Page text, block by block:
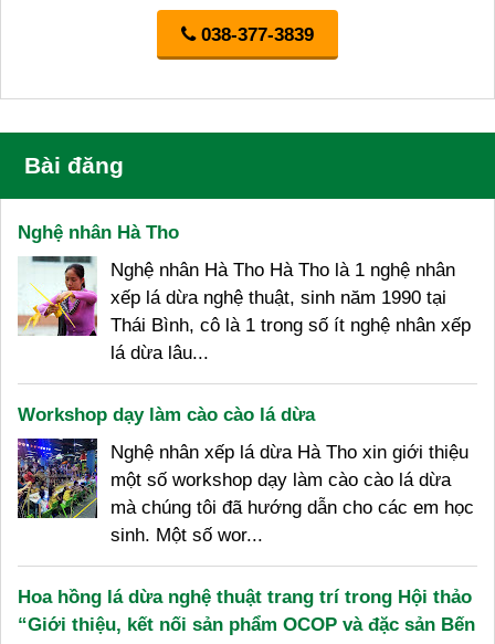
038-377-3839
Bài đăng
Nghệ nhân Hà Tho
Nghệ nhân Hà Tho Hà Tho là 1 nghệ nhân
xếp lá dừa nghệ thuật, sinh năm 1990 tại
Thái Bình, cô là 1 trong số ít nghệ nhân xếp
lá dừa lâu...
Workshop dạy làm cào cào lá dừa
Nghệ nhân xếp lá dừa Hà Tho xin giới thiệu
một số workshop dạy làm cào cào lá dừa
mà chúng tôi đã hướng dẫn cho các em học
sinh. Một số wor...
Hoa hồng lá dừa nghệ thuật trang trí trong Hội thảo
“Giới thiệu, kết nối sản phẩm OCOP và đặc sản Bến